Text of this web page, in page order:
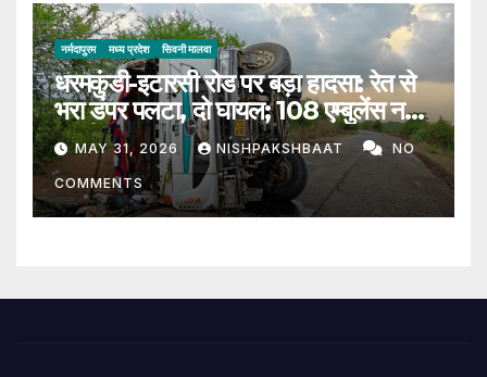
नर्मदापुरम मध्य प्रदेश सिवनी मालवा
धरमकुंडी-इटारसी रोड पर बड़ा हादसा: रेत से
भरा डंपर पलटा, दो घायल; 108 एम्बुलेंस नहीं
पहुंचीMAY 31, 2026 NISHPAKSHBAAT NO
COMMENTS